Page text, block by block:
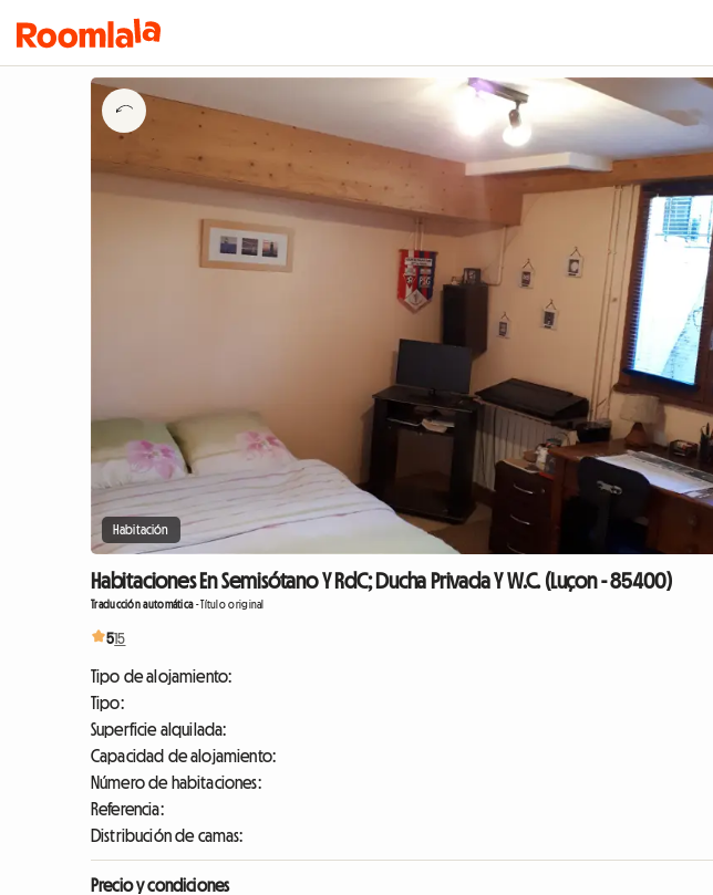
Habitación
Habitaciones En Semisótano Y RdC; Ducha Privada Y W.C. (Luçon - 85400)
Traducción automática-Título original
515
Tipo de alojamiento:
Tipo:
Superficie alquilada:
Capacidad de alojamiento:
Número de habitaciones:
Referencia:
Distribución de camas:
Precio y condiciones